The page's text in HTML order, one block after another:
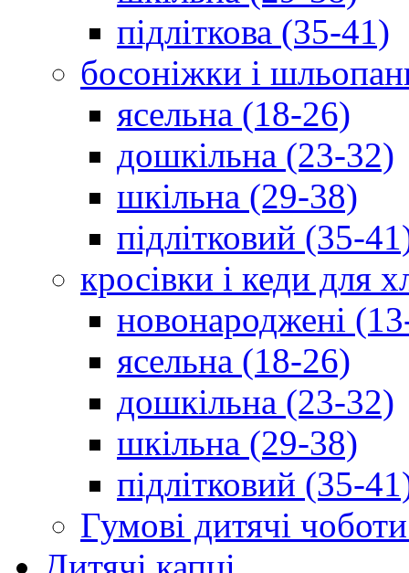
підліткова (35-41)
босоніжки і
ясельна (18-26)
дошкільна (23-32)
шкільна (29-38)
підлітковий (35-
кросівки і кеди для
новонароджені
ясельна (18-26)
дошкільна (23-32)
шкільна (29-38)
підлітковий (35-
Гумові дитячі